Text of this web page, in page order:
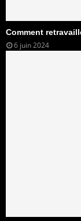
Comment
6 juin 2024